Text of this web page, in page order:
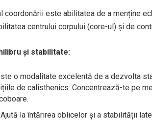
coordonării este abilitatea de a menține
centrului corpului (core-ul) și de
și stabilitate:
o modalitate excelentă de a dezvolta
de calisthenics. Concentrează-te pe
la întărirea oblicelor și a stabilității